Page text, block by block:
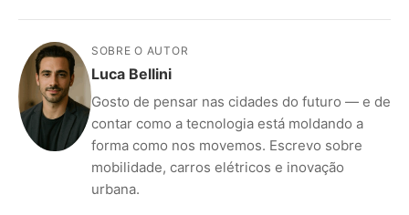
SOBRE O AUTOR
Luca Bellini
Gosto de pensar nas cidades do futuro — e de
contar como a tecnologia está moldando a
forma como nos movemos. Escrevo sobre
mobilidade, carros elétricos e inovação
urbana.